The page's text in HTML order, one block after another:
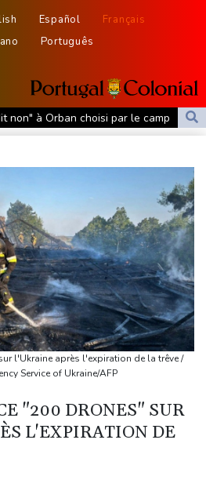
Español
Français
Português
non" à Orban choisi par le camp
Bruno Guimaraes rejoint Arsenal
sortante Pauline Ferrand-Prévot
: le gouvernement se penche
bénévole qui a consacré sa vie aux
Werro, Jacobs, les stars à suivre à
un courrier de Darmanin pointe
la nomination de Todd Blanche
l'Ukraine après l'expiration de la trêve /
Service of Ukraine/AFP
"200 DRONES" SUR
L'EXPIRATION DE